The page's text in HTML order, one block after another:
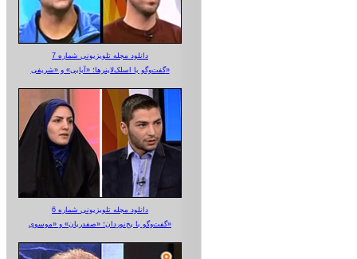
دانلود مجله تلویزیونی شماره 7
گفت‌وگو با اسلک‌لاینرها؛ «آبایی» و «شریفی»
دانلود مجله تلویزیونی شماره 6
گفت‌وگو با یخ‌نوردان؛ «صفدریان» و «موسوی»